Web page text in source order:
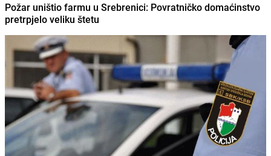
Požar uništio farmu u Srebrenici: Povratničko domaćinstvo
pretrpjelo veliku štetu